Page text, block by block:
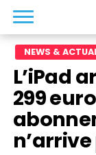
NEWS &
L’iPad
299